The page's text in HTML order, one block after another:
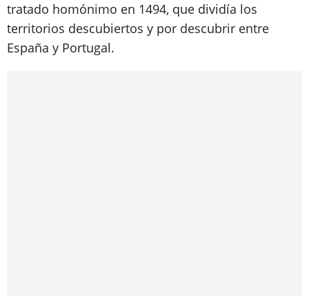
tratado homónimo en 1494, que dividía los
territorios descubiertos y por descubrir entre
España y Portugal.